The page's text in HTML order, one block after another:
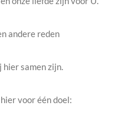
andere reden
hier samen zijn.
voor één doel: